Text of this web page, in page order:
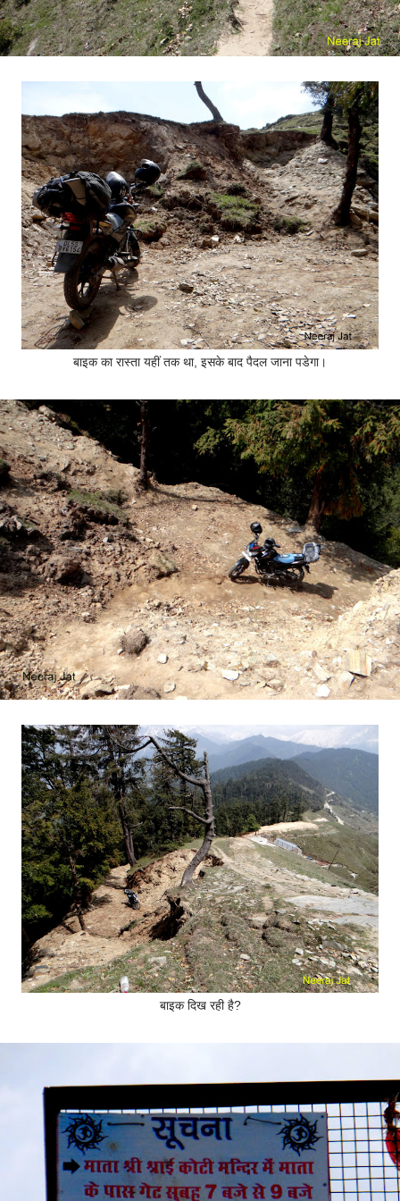
बाइक का रास्ता यहीं तक था, इसके बाद पैदल जाना पडेगा।
बाइक दिख रही है?